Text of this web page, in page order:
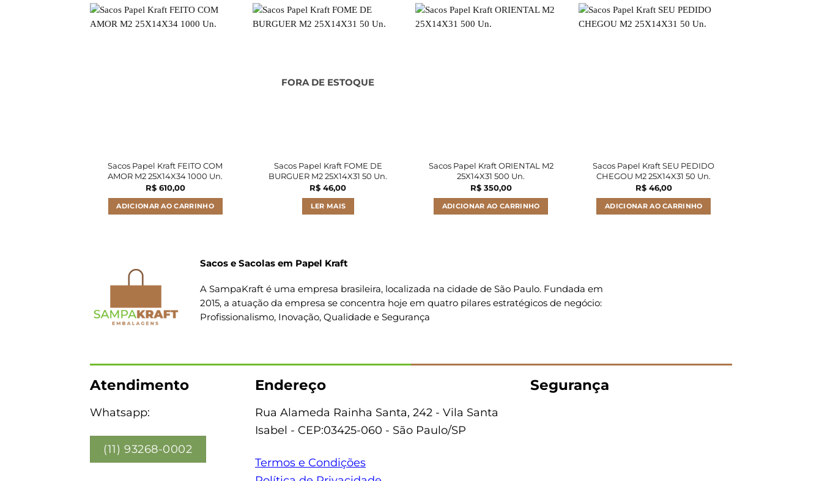
Sacos Papel Kraft FEITO COM
AMOR M2 25X14X34 1000 Un.
R$610,00
ADICIONAR AO CARRINHO
FORA DE ESTOQUE
Sacos Papel Kraft FOME DE
BURGUER M2 25X14X31 50 Un.
R$ 46,00
LER MAIS
Sacos Papel Kraft ORIENTAL M2
25X14X31 500 Un.
R$350,00
ADICIONAR AO CARRINHO
Sacos Papel Kraft SEU PEDIDO
CHEGOU M2 25X14X31 50 Un.
R$46,00
ADICIONAR AO CARRINHO
Sacos e Sacolas em Papel Kraft
A SampaKraft é uma empresa brasileira, localizada na cidade de São Paulo. Fundada em
2015, a atuação da empresa se concentra hoje em quatro pilares estratégicos de negócio:
Profissionalismo, Inovação, Qualidade e Segurança
Atendimento
Whatsapp:
(11) 93268-0002
Endereço
Rua Alameda Rainha Santa, 242 - Vila Santa
Isabel - CEP:03425-060 - São Paulo/SP
Termos e Condições
Segurança